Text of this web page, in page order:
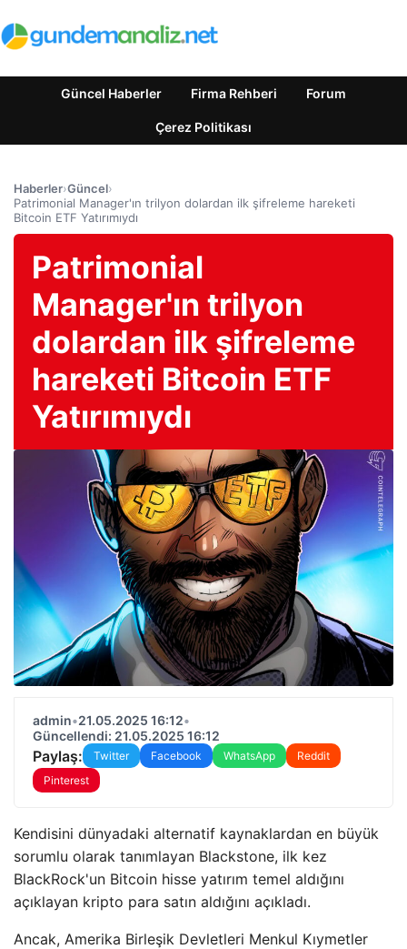
Güncel Haberler Firma Rehberi Forum
Çerez Politikası
Haberler›Güncel›
Patrimonial Manager'ın trilyon dolardan ilk şifreleme hareketi
Bitcoin ETF Yatırımıydı
Patrimonial
Manager'ın trilyon
dolardan ilk şifreleme
hareketi Bitcoin ETF
Yatırımıydı
admin•21.05.2025 16:12•
Güncellendi: 21.05.2025 16:12
Paylaş: Twitter Facebook WhatsApp
Reddit
Pinterest
Kendisini dünyadaki alternatif kaynaklardan en büyük
sorumlu olarak tanımlayan Blackstone, ilk kez
BlackRock'un Bitcoin hisse yatırım temel aldığını
açıklayan kripto para satın aldığını açıkladı.
Ancak, Amerika Birleşik Devletleri Menkul Kıymetler